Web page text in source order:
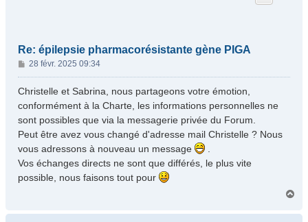
Re: épilepsie pharmacorésistante gène PIGA
M
e
s
g
e
28 févr. 2025 09:34
Christelle et Sabrina, nous partageons votre émotion,
conformément à la Charte, les informations personnelles ne
sont possibles que via la messagerie privée du Forum.
Peut être avez vous changé d'adresse mail Christelle ? Nous
vous adressons à nouveau un message
Vos échanges directs ne sont que différés, le plus vite
possible, nous faisons tout pour
u